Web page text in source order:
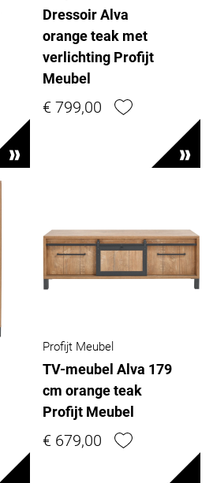
Dressoir Alva
orange teak met
verlichting Profijt
Meubel
€ 799,00
Profijt Meubel
TV-meubel Alva 179
cm orange teak
Profijt Meubel
€ 679,00